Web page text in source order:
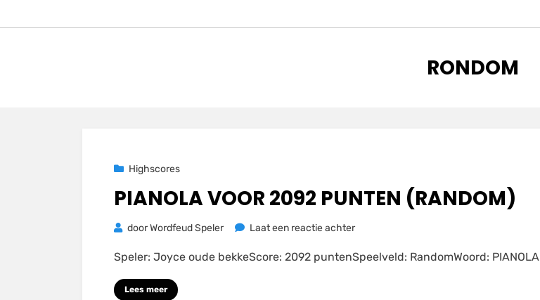
TAG
:
RONDOM
Geplaatst
23 november 2020
Highscores
PIANOLA VOOR 2092 PUNTEN (RANDOM)
doorWordfeud Speler Laat een reactie achterop
voor
Speler: Joyce oude bekkeScore: 2092 puntenSpeelveld: RandomWoord: PIANOLA
Lees meer